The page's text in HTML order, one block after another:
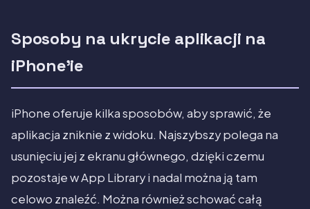
Sposoby na ukrycie aplikacji na
iPhone'ie
iPhone oferuje kilka sposobów, aby sprawić, że
aplikacja zniknie z widoku. Najszybszy polega na
usunięciu jej z ekranu głównego, dzięki czemu
pozostaje w App Library i nadal można ją tam
celowo znaleźć. Można również schować całą